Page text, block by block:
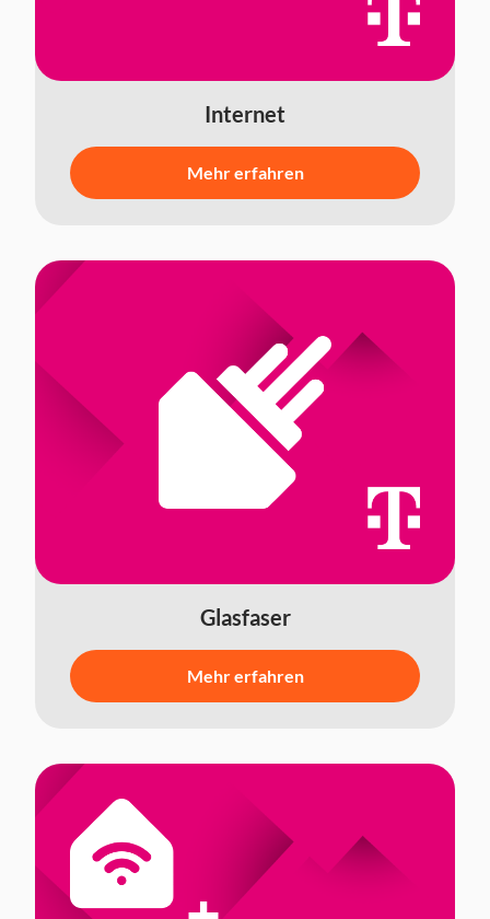
Internet
Mehr erfahren
Glasfaser
Mehr erfahren